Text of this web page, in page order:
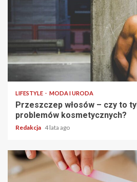
2 min read
LIFESTYLE MODA I URODA
Przeszczep włosów – czy to
problemów kosmetycznych?
Redakcja 4 lata ago